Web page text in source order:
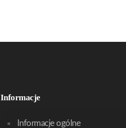
Informacje
Informacje ogólne